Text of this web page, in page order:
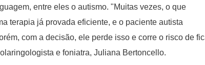
entre eles o autismo. "Muitas vezes, o que
terapia já provada eficiente, e o paciente autista
com a decisão, ele perde isso e corre o risco de
e foniatra, Juliana Bertoncello.